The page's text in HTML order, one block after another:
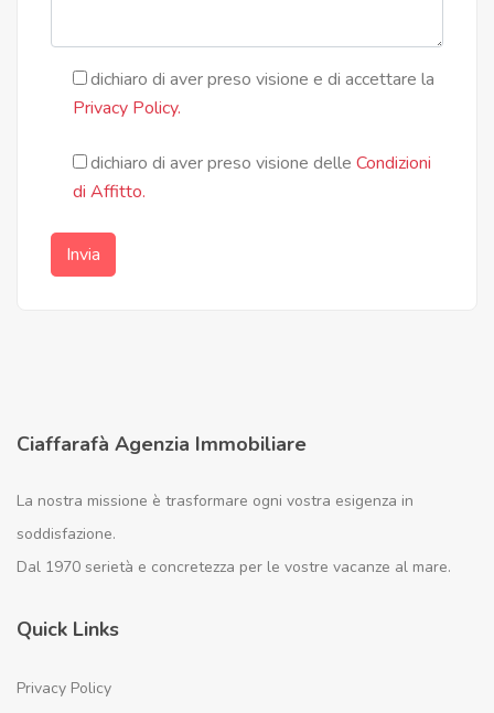
dichiaro di aver preso visione e di accettare la
Privacy Policy.
dichiaro di aver preso visione delle Condizioni
di Affitto.
Invia
Ciaffarafà Agenzia Immobiliare
La nostra missione è trasformare ogni vostra esigenza in
soddisfazione.
Dal 1970 serietà e concretezza per le vostre vacanze al mare.
Quick Links
Privacy Policy